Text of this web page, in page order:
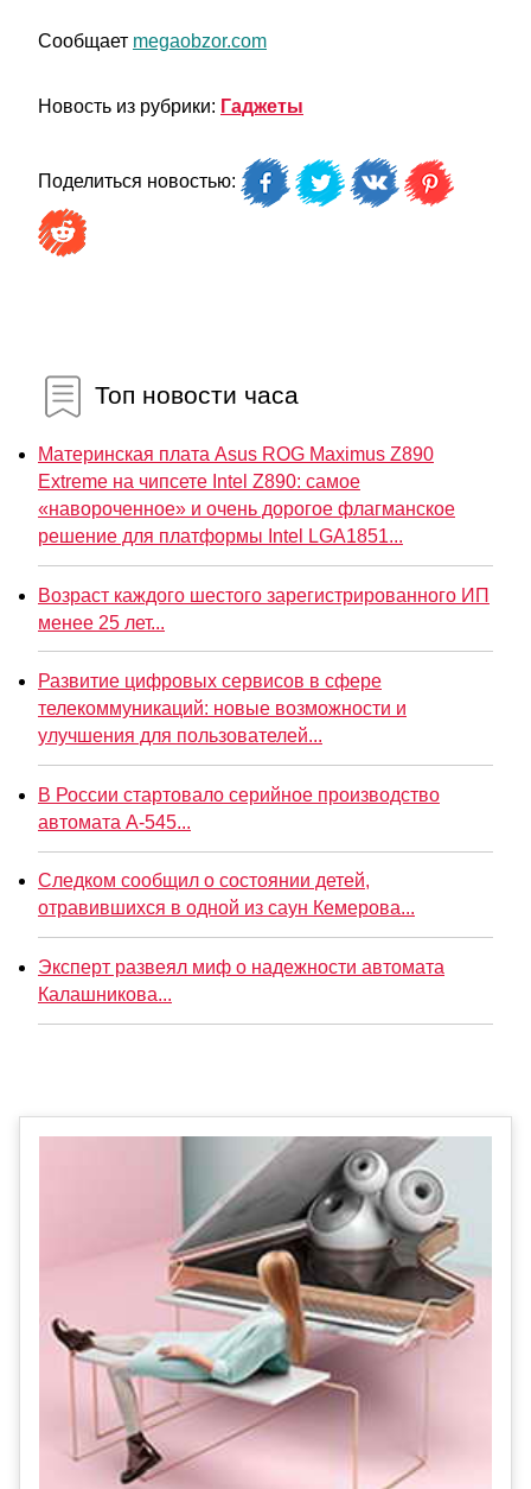
Сообщает megaobzor.com
Новость из рубрики: Гаджеты
Поделиться новостью:
Топ новости часа
Материнская плата Asus ROG Maximus Z890
Extreme на чипсете Intel Z890: самое
«навороченное» и очень дорогое флагманское
решение для платформы Intel LGA1851...
Возраст каждого шестого зарегистрированного ИП
менее 25 лет...
Развитие цифровых сервисов в сфере
телекоммуникаций: новые возможности и
улучшения для пользователей...
В России стартовало серийное производство
автомата А-545...
Следком сообщил о состоянии детей,
отравившихся в одной из саун Кемерова...
Эксперт развеял миф о надежности автомата
Калашникова...